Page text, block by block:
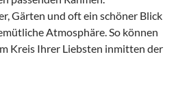
Gärten und oft ein schöner Blick
Atmosphäre. So können
Kreis Ihrer Liebsten inmitten der